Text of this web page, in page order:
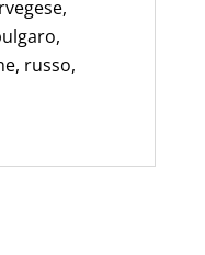
russo,